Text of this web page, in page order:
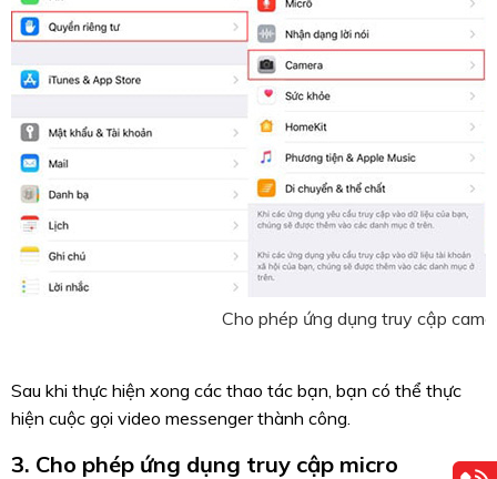
Cho phép ứng dụng truy cập
Sau khi thực hiện xong các thao tác bạn, bạn có thể thực
hiện cuộc gọi video messenger thành công.
3. Cho phép ứng dụng truy cập micro